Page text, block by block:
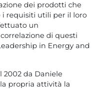
dei prodotti che
requisiti utili per il loro
un
di questi
in Energy and
2002 da Daniele
propria attività la